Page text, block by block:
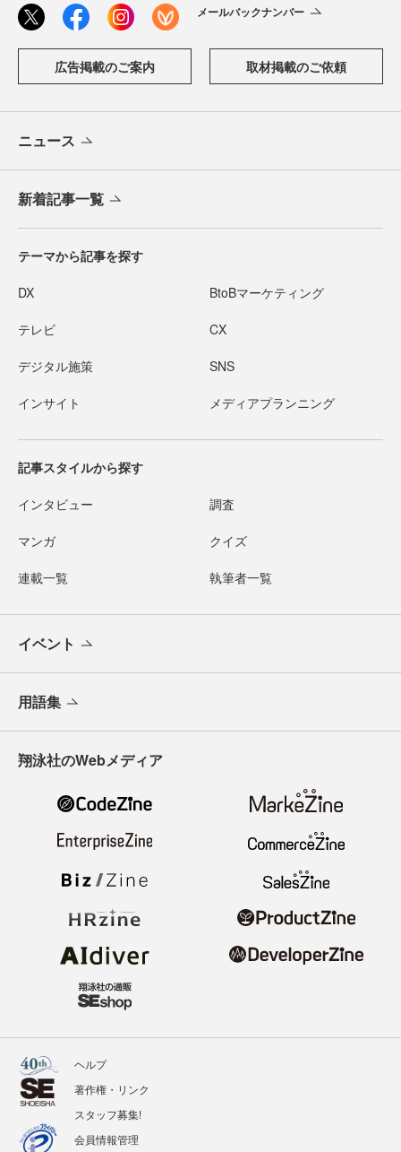
メールバックナンバー
広告掲載のご案内 取材掲載のご依頼
ニュース
新着記事一覧
テーマから記事を探す
DX BtoBマーケティング
テレビ CX
デジタル施策 SNS
インサイト メディアプランニング
記事スタイルから探す
インタビュー 調査
マンガ クイズ
連載一覧 執筆者一覧
イベント
用語集
翔泳社のWebメディア
ヘルプ
著作権・リンク
スタッフ募集!
会員情報管理